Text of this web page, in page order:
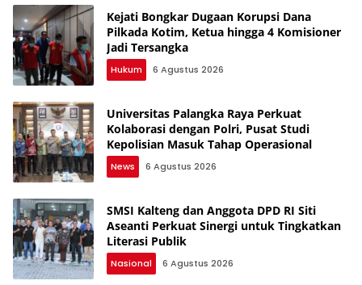
Kejati Bongkar Dugaan Korupsi Dana
Pilkada Kotim, Ketua hingga 4 Komisioner
Jadi Tersangka
Hukum 6 Agustus 2026
Universitas Palangka Raya Perkuat
Kolaborasi dengan Polri, Pusat Studi
Kepolisian Masuk Tahap Operasional
News 6 Agustus 2026
SMSI Kalteng dan Anggota DPD RI Siti
Aseanti Perkuat Sinergi untuk Tingkatkan
Literasi Publik
Nasional 6 Agustus 2026